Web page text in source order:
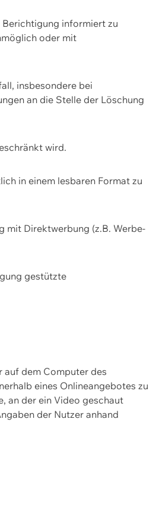
Berichtigung informiert zu
oder mit
insbesondere bei
an die Stelle der Löschung
wird.
in einem lesbaren Format zu
mit Direktwerbung (z.B. Werbe-
gestützte
auf dem Computer des
eines Onlineangebotes zu
an der ein Video geschaut
der Nutzer anhand